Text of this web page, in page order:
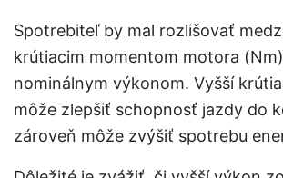
Spotrebiteľ by mal rozlišovať
krútiacim momentom motora
nominálnym výkonom. Vyšší
môže zlepšiť schopnosť jazdy do
zároveň môže zvýšiť spotrebu